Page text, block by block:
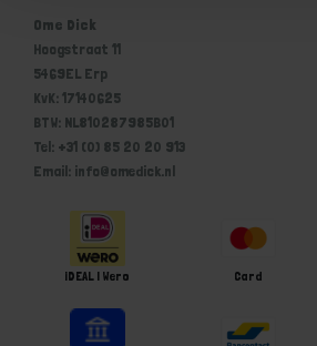
Ome Dick
Hoogstraat 11
5469EL Erp
KvK: 17140625
BTW: NL810287985B01
Tel: +31 (0) 85 20 20 913
Email: info@omedick.nl
iDEAL | Wero Card